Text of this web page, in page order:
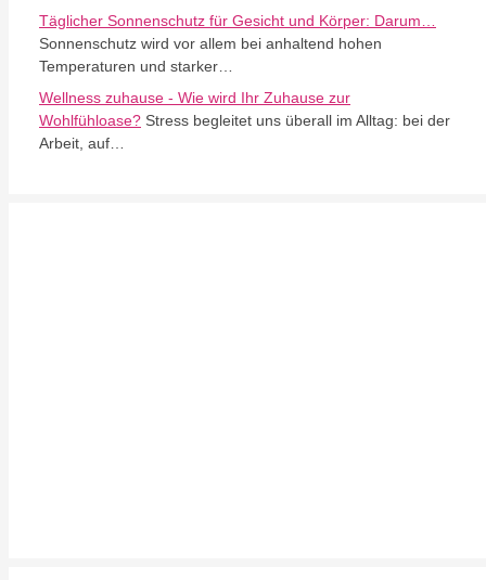
Täglicher Sonnenschutz für Gesicht und Körper: Darum…
Sonnenschutz wird vor allem bei anhaltend hohen
Temperaturen und starker…
Wellness zuhause - Wie wird Ihr Zuhause zur
Wohlfühloase? Stress begleitet uns überall im Alltag: bei der
Arbeit, auf…